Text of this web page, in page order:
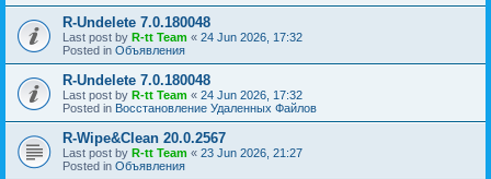
R-Undelete 7.0.180048
Last post by R-tt Team « 24 Jun 2026, 17:32
Posted in Объявления
R-Undelete 7.0.180048
Last post by R-tt Team « 24 Jun 2026, 17:32
Posted in Восстановление Удаленных Файлов
R-Wipe&Clean 20.0.2567
Last post by R-tt Team « 23 Jun 2026, 21:27
Posted in Объявления